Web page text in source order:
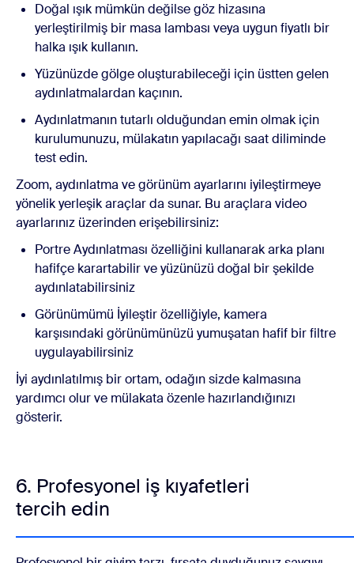
Doğal ışık mümkün değilse göz hizasına
yerleştirilmiş bir masa lambası veya uygun fiyatlı bir
halka ışık kullanın.
Yüzünüzde gölge oluşturabileceği için üstten gelen
aydınlatmalardan kaçının.
Aydınlatmanın tutarlı olduğundan emin olmak için
kurulumunuzu, mülakatın yapılacağı saat diliminde
test edin.
Zoom, aydınlatma ve görünüm ayarlarını iyileştirmeye
yönelik yerleşik araçlar da sunar. Bu araçlara video
ayarlarınız üzerinden erişebilirsiniz:
Portre Aydınlatması özelliğini kullanarak arka planı
hafifçe karartabilir ve yüzünüzü doğal bir şekilde
aydınlatabilirsiniz
Görünümümü İyileştir özelliğiyle, kamera
karşısındaki görünümünüzü yumuşatan hafif bir filtre
uygulayabilirsiniz
İyi aydınlatılmış bir ortam, odağın sizde kalmasına
yardımcı olur ve mülakata özenle hazırlandığınızı
gösterir.
6. Profesyonel iş kıyafetleri
tercih edin